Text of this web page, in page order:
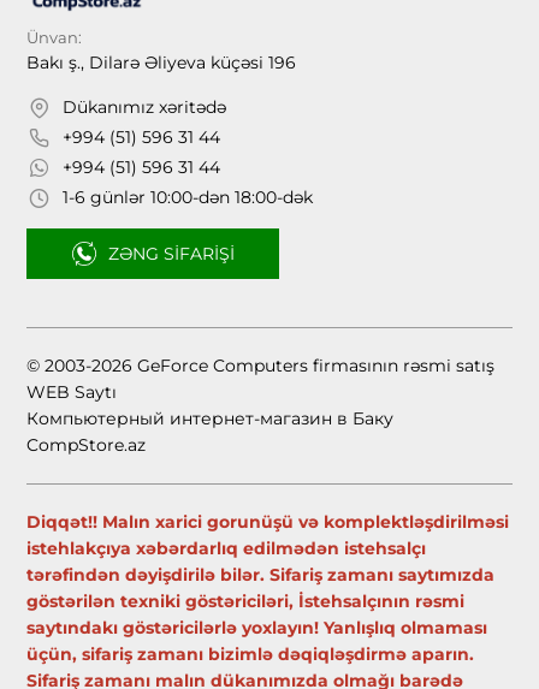
Ünvan:
Bakı ş., Dilarə Əliyeva küçəsi 196
Dükanımız xəritədə
+994 (51) 596 31 44
+994 (51) 596 31 44
1-6 günlər 10:00-dən 18:00-dək
ZƏNG SIFARIŞI
© 2003-2026 GeForce Computers firmasının rəsmi satış
WEB Saytı
Компьютерный интернет-магазин в Баку
CompStore.az
Diqqət!! Malın xarici gorunüşü və komplektləşdirilməsi
istehlakçıya xəbərdarlıq edilmədən istehsalçı
tərəfindən dəyişdirilə bilər. Sifariş zamanı saytımızda
göstərilən texniki göstəriciləri, İstehsalçının rəsmi
saytındakı göstəricilərlə yoxlayın! Yanlışlıq olmaması
üçün, sifariş zamanı bizimlə dəqiqləşdirmə aparın.
Sifariş zamanı malın dükanımızda olmağı barədə